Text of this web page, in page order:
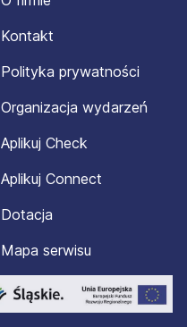
Kontakt
Polityka prywatności
Organizacja wydarzeń
Aplikuj Check
Aplikuj Connect
Dotacja
Mapa serwisu